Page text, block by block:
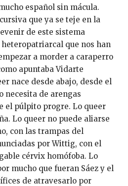
español sin mácula.
que ya se teje en la
de este sistema
que nos han
a morder a caraperro
apuntaba Vidarte
nace desde abajo, desde el
necesita de arengas
el púlpito progre. Lo queer
Lo queer no puede aliarse
con las trampas del
por Wittig, con el
cérvix homófoba. Lo
mucho que fueran Sáez y el
de atravesarlo por